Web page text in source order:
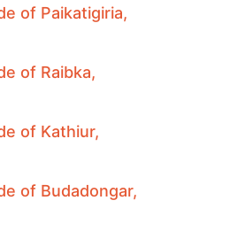
of Paikatigiria,
of Raibka,
of Kathiur,
of Budadongar,